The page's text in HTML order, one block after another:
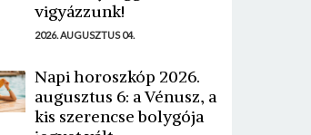
vigyázzunk!
2026. AUGUSZTUS 04.
Napi horoszkóp 2026.
augusztus 6: a Vénusz, a
kis szerencse bolygója